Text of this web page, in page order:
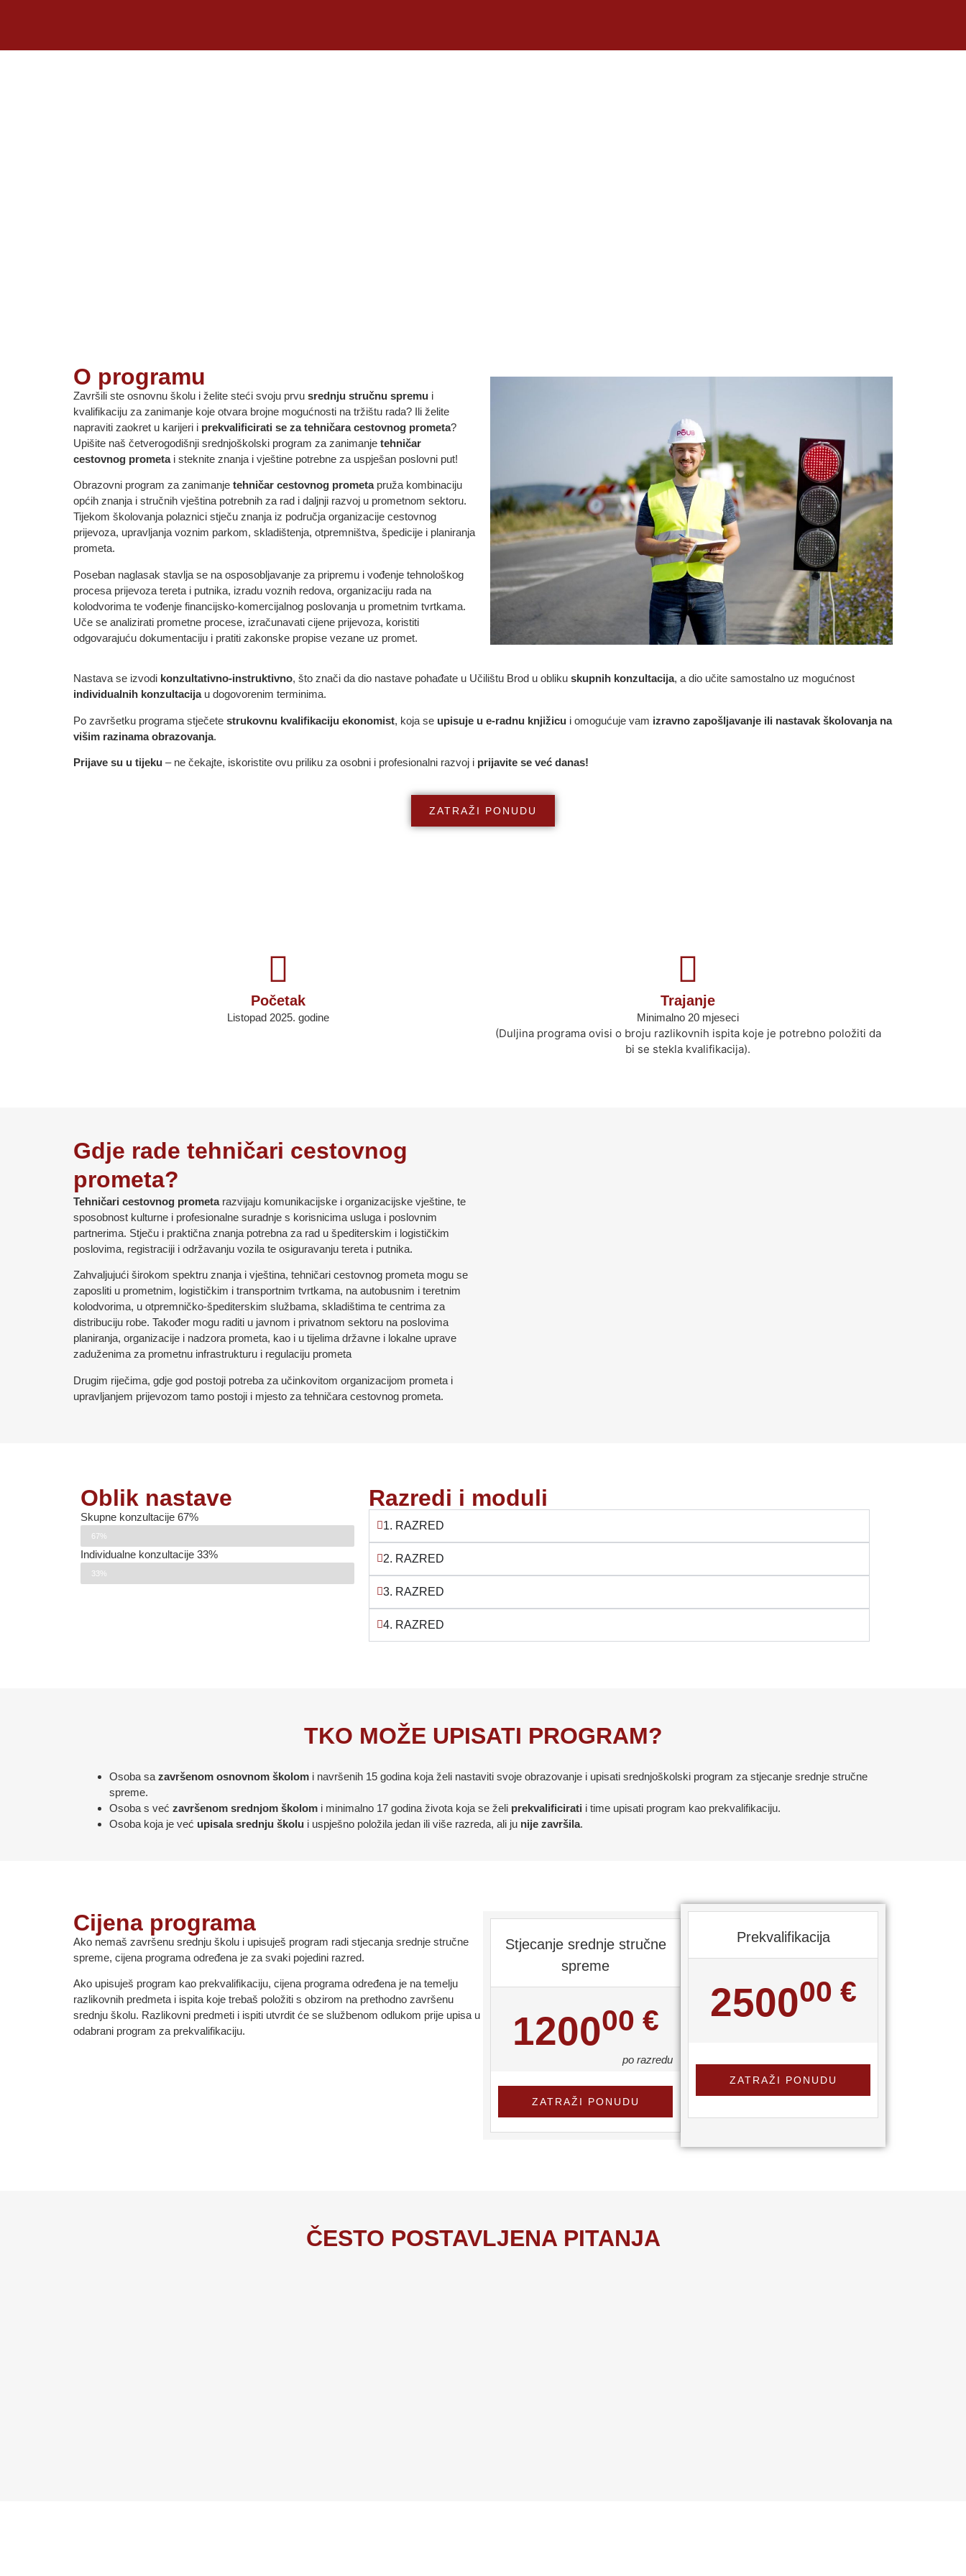
O programu
Završili ste osnovnu školu i želite steći svoju prvu srednju stručnu spremu i
kvalifikaciju za zanimanje koje otvara brojne mogućnosti na tržištu rada? Ili želite
napraviti zaokret u karijeri i prekvalificirati se zatehničara cestovnog prometa?
Upišite naš četverogodišnji srednjoškolski program za zanimanje tehničar
cestovnog prometai steknite znanja i vještine potrebne za uspješan poslovni put!
Obrazovni program za zanimanje tehničar cestovnog prometapruža kombinaciju
općih znanja i stručnih vještina potrebnih za rad i daljnji razvoj u prometnom sektoru.
Tijekom školovanja polaznici stječu znanja iz područja organizacije cestovnog
prijevoza, upravljanja voznim parkom, skladištenja, otpremništva, špedicije i planiranja
prometa.
Poseban naglasak stavlja se na osposobljavanje za pripremu i vođenje tehnološkog
procesa prijevoza tereta i putnika, izradu voznih redova, organizaciju rada na
kolodvorima te vođenje financijsko-komercijalnog poslovanja u prometnim tvrtkama.
Uče se analizirati prometne procese, izračunavati cijene prijevoza, koristiti
odgovarajuću dokumentaciju i pratiti zakonske propise vezane uz promet.
Nastava se izvodi konzultativno-instruktivno, što znači da dio nastave pohađate u Učilištu Brod u obliku skupnih konzultacija, a dio učite samostalno uz mogućnost
individualnih konzultacijau dogovorenim terminima.
Po završetku programa stječete strukovnu kvalifikaciju ekonomist, koja se upisuje u e-radnu knjižicu i omogućuje vam izravno zapošljavanje ili nastavak školovanja na
višim razinama obrazovanja.
Prijave su u tijeku – ne čekajte, iskoristite ovu priliku za osobni i profesionalni razvoj i prijavite se već danas!
ZATRAŽI PONUDU
Početak
Listopad 2025. godine
Trajanje
Minimalno 20 mjeseci
(Duljina programa ovisi o broju razlikovnih ispita koje je potrebno položiti da
bi se stekla kvalifikacija).
Gdje rade tehničari cestovnog
prometa?
Tehničari cestovnog prometa razvijaju komunikacijske i organizacijske vještine, te
sposobnost kulturne i profesionalne suradnje s korisnicima usluga i poslovnim
partnerima. Stječu i praktična znanja potrebna za rad u špediterskim i logističkim
poslovima, registraciji i održavanju vozila te osiguravanju tereta i putnika.
Zahvaljujući širokom spektru znanja i vještina, tehničari cestovnog prometa mogu se
zaposliti u prometnim, logističkim i transportnim tvrtkama, na autobusnim i teretnim
kolodvorima, u otpremničko-špediterskim službama, skladištima te centrima za
distribuciju robe. Također mogu raditi u javnom i privatnom sektoru na poslovima
planiranja, organizacije i nadzora prometa, kao i u tijelima državne i lokalne uprave
zaduženima za prometnu infrastrukturu i regulaciju prometa
Drugim riječima, gdje god postoji potreba za učinkovitom organizacijom prometa i
upravljanjem prijevozom tamo postoji i mjesto za tehničara cestovnog prometa.
Oblik nastave
Skupne konzultacije 67%
67%
Individualne konzultacije 33%
33%
Razredi i moduli
1. RAZRED
2. RAZRED
3. RAZRED
4. RAZRED
TKO MOŽE UPISATI PROGRAM?
Osoba sa završenom osnovnom školom i navršenih 15 godina koja želi nastaviti svoje obrazovanje i upisati srednjoškolski program za stjecanje srednje stručne
spreme.
Osoba s već završenom srednjom školom i minimalno 17 godina života koja se želi prekvalificirati i time upisati program kao prekvalifikaciju.
Osoba koja je već upisala srednju školu i uspješno položila jedan ili više razreda, ali ju nije završila.
Cijena programa
Ako nemaš završenu srednju školu i upisuješ program radi stjecanja srednje stručne
spreme, cijena programa određena je za svaki pojedini razred.
Ako upisuješ program kao prekvalifikaciju, cijena programa određena je na temelju
razlikovnih predmeta i ispita koje trebaš položiti s obzirom na prethodno završenu
srednju školu. Razlikovni predmeti i ispiti utvrdit će se službenom odlukom prije upisa u
odabrani program za prekvalifikaciju.
Stjecanje srednje stručne
spreme
120000 €
po razredu
ZATRAŽI PONUDU
Prekvalifikacija
250000 €
ZATRAŽI PONUDU
ČESTO POSTAVLJENA PITANJA